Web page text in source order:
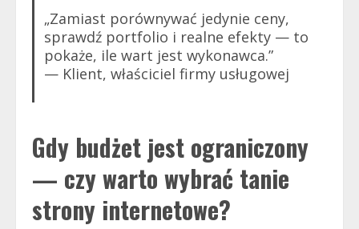
„Zamiast porównywać jedynie ceny,
sprawdź portfolio i realne efekty — to
pokaże, ile wart jest wykonawca.”
— Klient, właściciel firmy usługowej
Gdy budżet jest ograniczony
— czy warto wybrać tanie
strony internetowe?